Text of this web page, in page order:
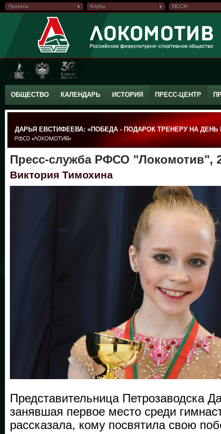
Проекты Клубы МССЖ
ОБЩЕСТВО КАЛЕНДАРЬ ИСТОРИЯ ПРЕСС-ЦЕНТР
ДАРЬЯ ЕВСТИФЕЕВА: «ПОБЕДА - ПОДАРОК ТРЕНЕРУ НА
Пресс-служба РФСО "Локомотив",
Виктория Тимохина
Представительница Петрозаводска
занявшая первое место среди
рассказала, кому посвятила свою